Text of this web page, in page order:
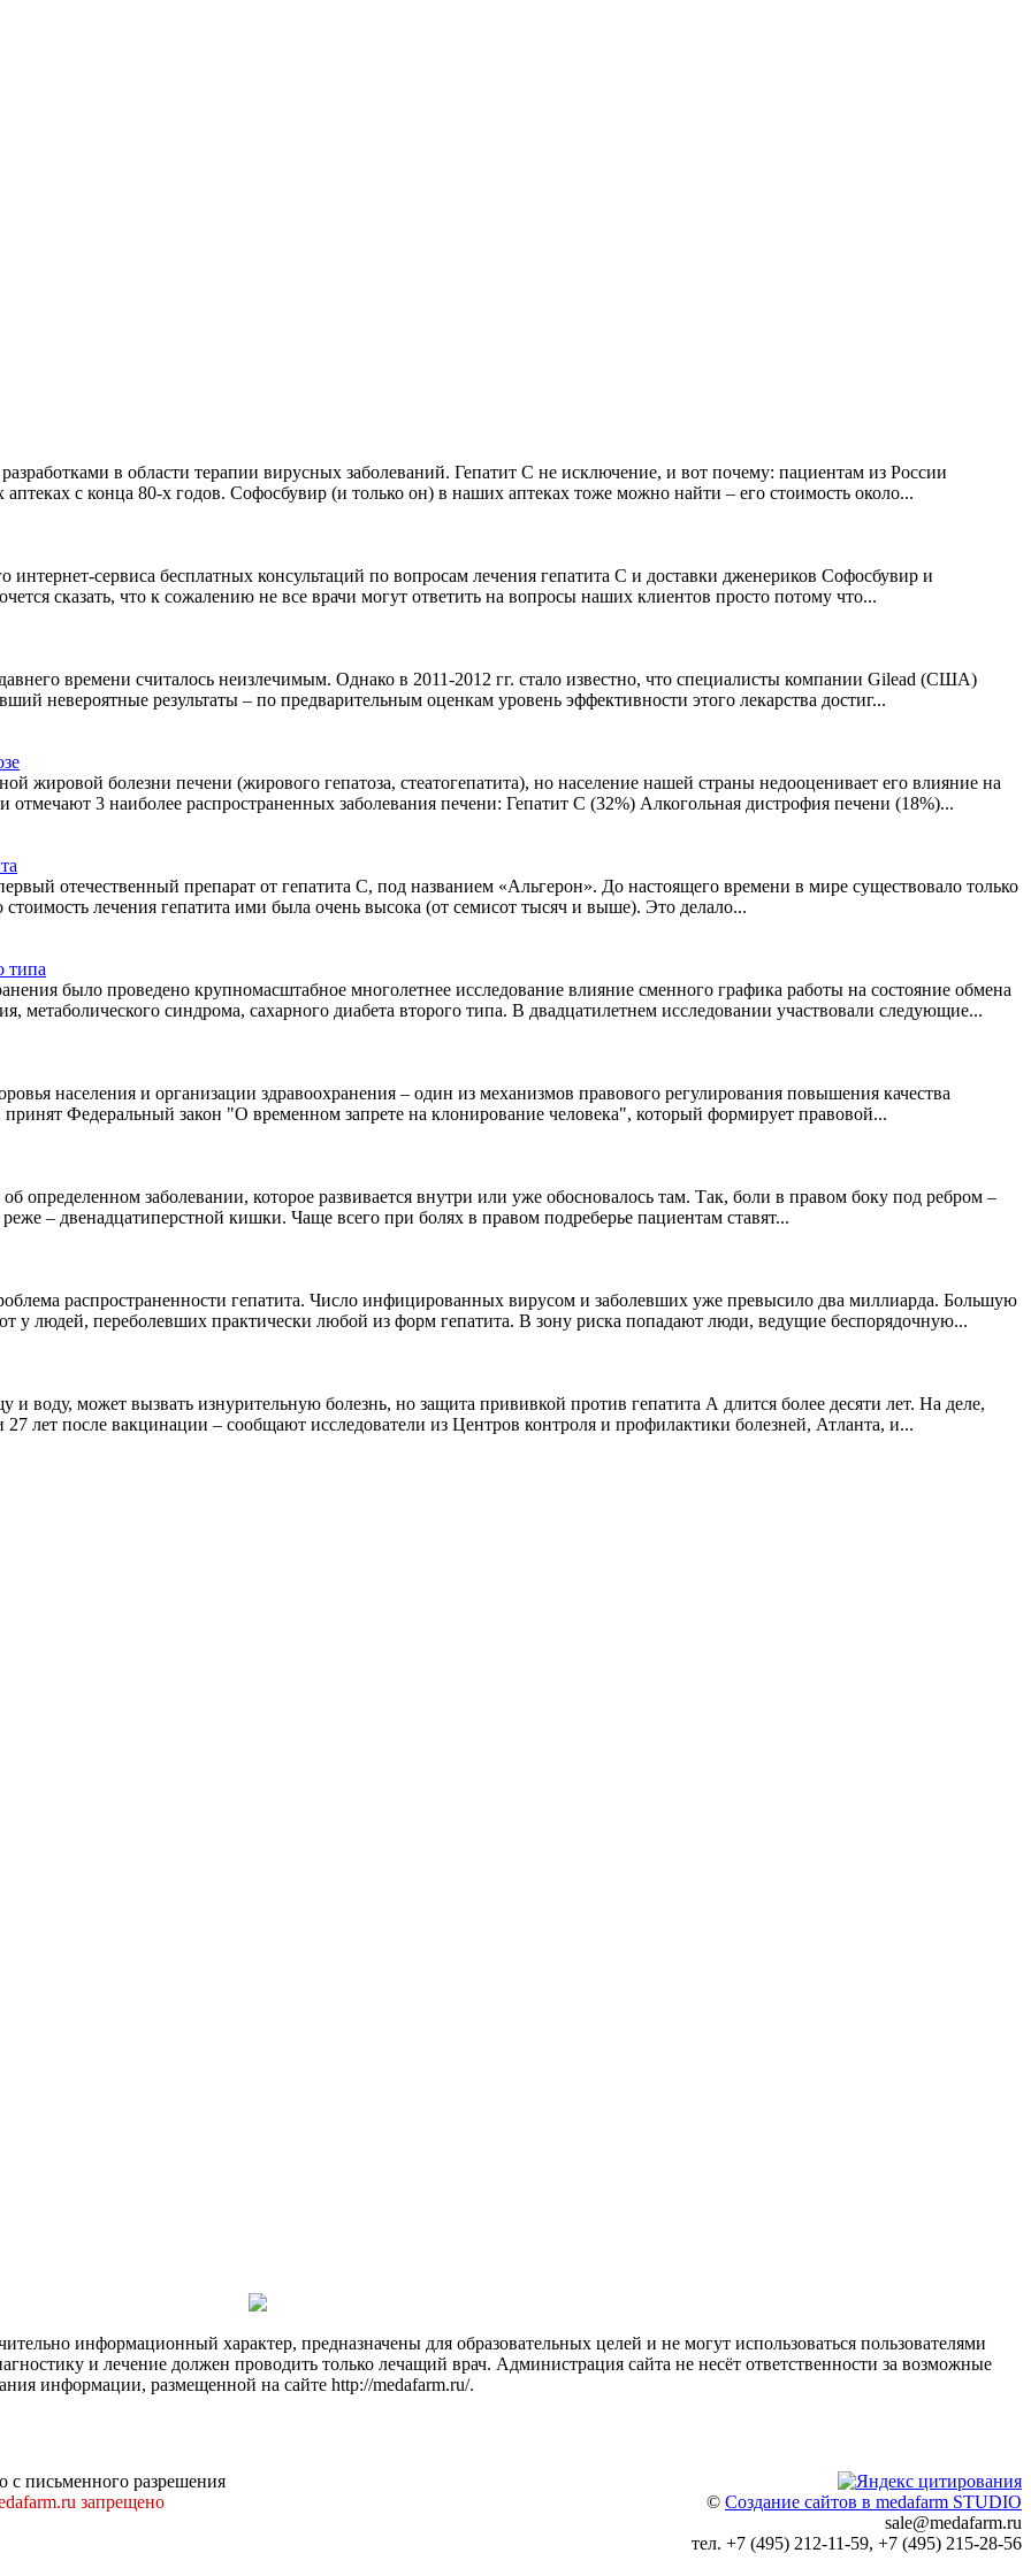
в области терапии вирусных заболеваний. Гепатит С не исключение, и вот почему: пациентам из России
с конца 80-х годов. Софосбувир (и только он) в наших аптеках тоже можно найти – его стоимость около...
сервиса бесплатных консультаций по вопросам лечения гепатита С и доставки дженериков Софосбувир и
сказать, что к сожалению не все врачи могут ответить на вопросы наших клиентов просто потому что...
времени считалось неизлечимым. Однако в 2011-2012 гг. стало известно, что специалисты компании Gilead (США)
невероятные результаты – по предварительным оценкам уровень эффективности этого лекарства достиг...
жировой болезни печени (жирового гепатоза, стеатогепатита), но население нашей страны недооценивает его влияние на
3 наиболее распространенных заболевания печени: Гепатит С (32%) Алкогольная дистрофия печени (18%)...
отечественный препарат от гепатита С, под названием «Альгерон». До настоящего времени в мире существовало только
лечения гепатита ими была очень высока (от семисот тысяч и выше). Это делало...
типа
было проведено крупномасштабное многолетнее исследование влияние сменного графика работы на состояние обмена
метаболического синдрома, сахарного диабета второго типа. В двадцатилетнем исследовании участвовали следующие...
населения и организации здравоохранения – один из механизмов правового регулирования повышения качества
Федеральный закон "О временном запрете на клонирование человека", который формирует правовой...
определенном заболевании, которое развивается внутри или уже обосновалось там. Так, боли в правом боку под ребром –
– двенадцатиперстной кишки. Чаще всего при болях в правом подреберье пациентам ставят...
распространенности гепатита. Число инфицированных вирусом и заболевших уже превысило два миллиарда. Большую
у людей, переболевших практически любой из форм гепатита. В зону риска попадают люди, ведущие беспорядочную...
воду, может вызвать изнурительную болезнь, но защита прививкой против гепатита А длится более десяти лет. На деле,
лет после вакцинации – сообщают исследователи из Центров контроля и профилактики болезней, Атланта, и...
информационный характер, предназначены для образовательных целей и не могут использоваться пользователями
и лечение должен проводить только лечащий врач. Администрация сайта не несёт ответственности за возможные
информации, размещенной на сайте http://medafarm.ru/.
с письменного разрешения
запрещено
© Создание сайтов в medafarm STUDIO
sale@medafarm.ru
тел. +7 (495) 212-11-59, +7 (495) 215-28-56